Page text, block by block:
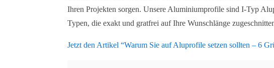
Ihren Projekten sorgen. Unsere Aluminiumprofile sind I-Typ
Typen, die exakt und gratfrei auf Ihre Wunschlänge
Jetzt den Artikel “Warum Sie auf Aluprofile setzen sollten – 6